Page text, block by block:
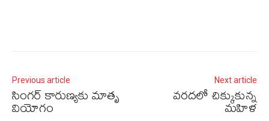
Previous article
సింగర్‌ కారుణ్యకు మాతృ
వియోగం
Next article
వరదలో చిక్కుకున్న
మహిళ